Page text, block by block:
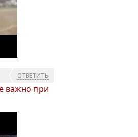
ОТВЕТИТЬ
важно при